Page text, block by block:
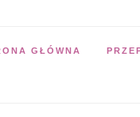
GŁÓWNA